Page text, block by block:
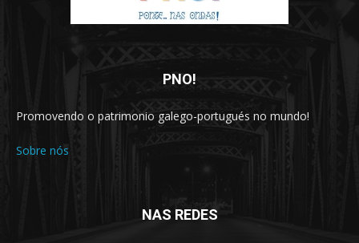
PNO!
Promovendo o patrimonio galego-portugués no mundo!
Sobre nós
NAS REDES